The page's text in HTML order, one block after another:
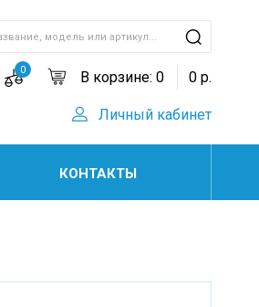
0 В корзине: 0 0 р.
Личный кабинет
КОНТАКТЫ